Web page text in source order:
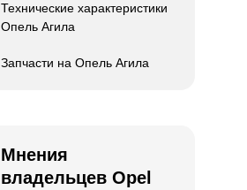
Технические характеристики
Опель Агила
Запчасти на Опель Агила
Мнения
владельцев Opel